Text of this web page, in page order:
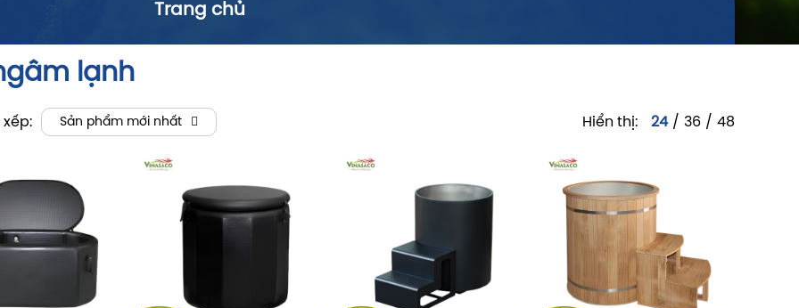
Trang chủ
lạnh
Sản phẩm mới nhất Hiển thị: 24 / 36 / 48